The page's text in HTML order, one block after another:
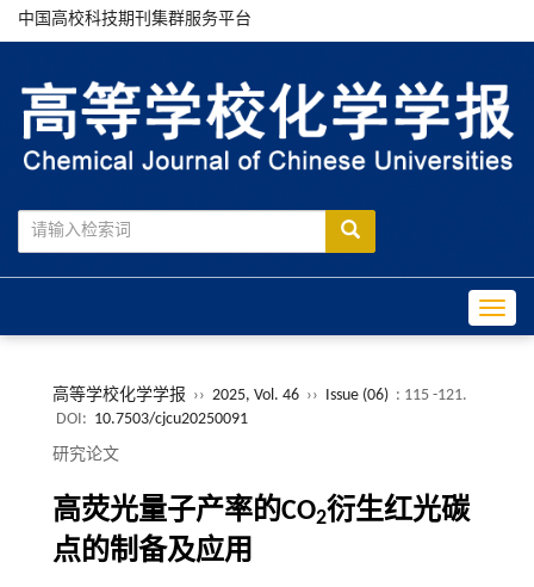
中国高校科技期刊集群服务平台
高等学校化学学报 ›› 2025, Vol. 46 ›› Issue (06) : 115 -121.
DOI: 10.7503/cjcu20250091
研究论文
高荧光量子产率的CO2衍生红光碳
点的制备及应用